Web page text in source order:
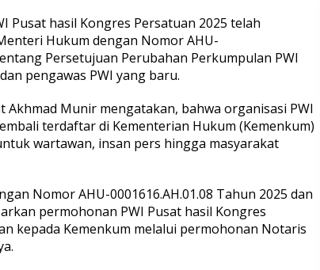
Pusat hasil Kongres Persatuan 2025 telah
Hukum dengan Nomor AHU-
Persetujuan Perubahan Perkumpulan PWI
pengawas PWI yang baru.
Akhmad Munir mengatakan, bahwa organisasi PWI
terdaftar di Kementerian Hukum (Kemenkum)
wartawan, insan pers hingga masyarakat
Nomor AHU-0001616.AH.01.08 Tahun 2025 dan
permohonan PWI Pusat hasil Kongres
kepada Kemenkum melalui permohonan Notaris